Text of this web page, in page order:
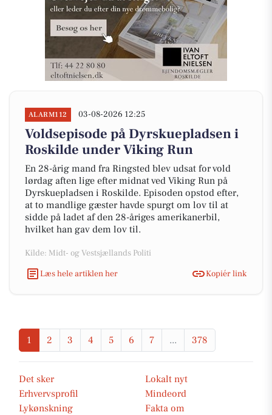
ALARM112 03-08-2026 12:25
Voldsepisode på Dyrskuepladsen i
Roskilde under Viking Run
En 28-årig mand fra Ringsted blev udsat for vold
lørdag aften lige efter midnat ved Viking Run på
Dyrskuepladsen i Roskilde. Episoden opstod efter,
at to mandlige gæster havde spurgt om lov til at
sidde på ladet af den 28-åriges amerikanerbil,
hvilket han gav dem lov til.
Kilde: Midt- og Vestsjællands Politi
Læs hele artiklen her
Kopiér link
1 2 3 4 5 6 7 ... 378
Det sker
Lokalt nyt
Erhvervsprofil
Mindeord
Lykønskning
Fakta om